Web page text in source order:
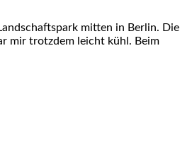
mitten in Berlin. Die
mir trotzdem leicht kühl. Beim